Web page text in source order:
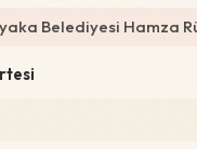
Belediyesi Hamza